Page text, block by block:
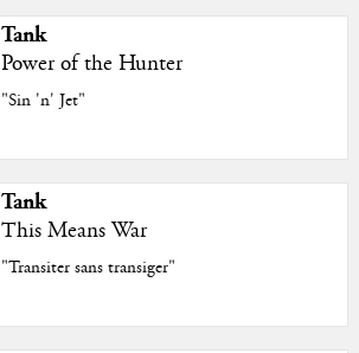
Tank
Power of the Hunter
"Sin 'n' Jet"
Tank
This Means War
"Transiter sans transiger"